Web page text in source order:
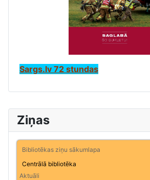
Ziņas
Bibliotēkas ziņu sākumlapa
Centrālā bibliotēka
Aktuāli
Sargs.lv 72 stundas